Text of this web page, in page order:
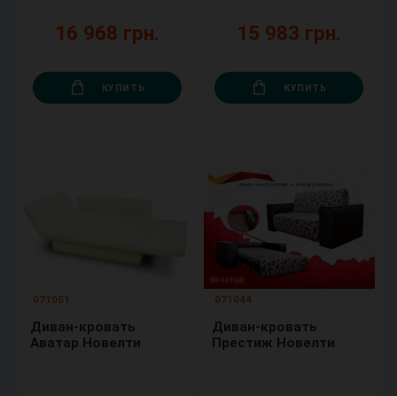
16 968 грн.
КУПИТЬ
15 983 грн.
КУПИТЬ
071051
Диван-кровать
Аватар Новелти
071044
Диван-кровать
Престиж Новелти